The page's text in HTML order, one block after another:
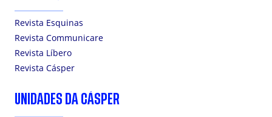
Revista Esquinas
Revista Communicare
Revista Líbero
Revista Cásper
UNIDADES DA CÁSPER